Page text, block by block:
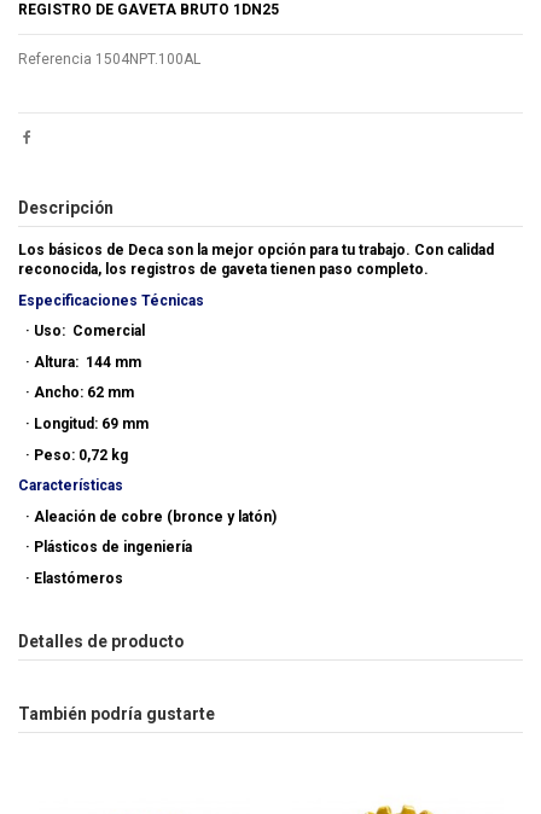
REGISTRO DE GAVETA BRUTO 1DN25
Referencia 1504NPT.100AL
Descripción
Los básicos de Deca son la mejor opción para tu trabajo. Con calidad
reconocida, los registros de gaveta tienen paso completo.
Especificaciones Técnicas
· Uso: Comercial
· Altura: 144 mm
· Ancho: 62 mm
· Longitud: 69 mm
· Peso: 0,72 kg
Características
· Aleación de cobre (bronce y latón)
· Plásticos de ingeniería
· Elastómeros
Detalles de producto
También podría gustarte